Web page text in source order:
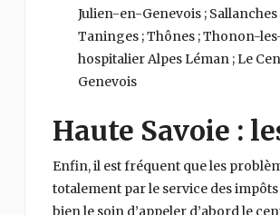
Julien-en-Genevois ; Sallanches
Taninges ; Thônes ; Thonon-
hospitalier Alpes Léman ; Le
Genevois
Haute Savoie :
Enfin, il est fréquent que les
totalement par le service des
bien le soin d’appeler d’abord le